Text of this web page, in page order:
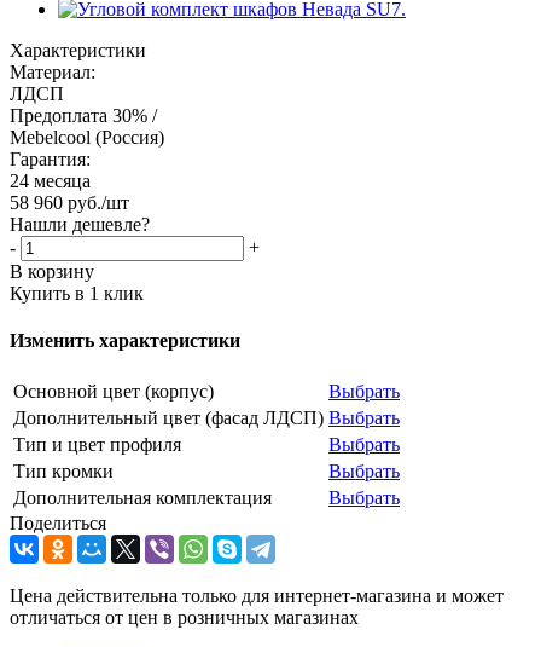
Характеристики
Материал:
ЛДСП
Предоплата 30% /
Mebelcool (Россия)
Гарантия:
24 месяца
58 960 руб./шт
Нашли дешевле?
-
+
В корзину
Купить в 1 клик
Изменить характеристики
Основной цвет (корпус)
Выбрать
Дополнительный цвет (фасад ЛДСП) Выбрать
Тип и цвет профиля
Выбрать
Тип кромки
Выбрать
Дополнительная комплектация
Выбрать
Поделиться
Цена действительна только для интернет-магазина и может
отличаться от цен в розничных магазинах